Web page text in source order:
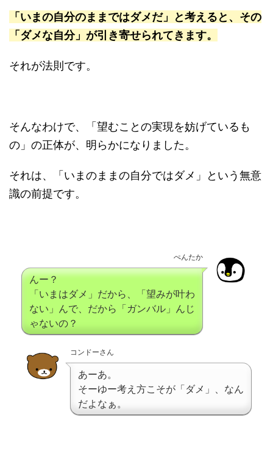
「いまの自分のままではダメだ」と考えると、その
「ダメな自分」が引き寄せられてきます。
それが法則です。
そんなわけで、「望むことの実現を妨げているも
の」の正体が、明らかになりました。
それは、「いまのままの自分ではダメ」という無意
識の前提です。
ぺんたか
んー？
「いまはダメ」だから、「望みが叶わ
ない」んで、だから「ガンバル」んじ
ゃないの？
コンドーさん
あーあ。
そーゆー考え方こそが「ダメ」、なん
だよなぁ。